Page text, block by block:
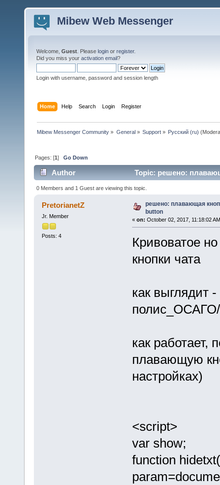
Mibew Web Messenger
Welcome, Guest . Please login or register.
Did you miss your activation email?
Login with username, password and session length
Home Help Search Login Register
Mibew Messenger Community » General» Support» Русский (ru)
Pages: [1]Go Down
Author Topic: решено:
0 Members and 1 Guest are viewing this topic.
PretorianetZ
Jr. Member
Posts: 4
решено: плавающая
button
« on: October 02, 2017, 11:18:02
Кривоватое
кнопки чата
как выглядит
полис_ОСАГО/
как работает,
плавающую
настройках)
<script>
var show;
function